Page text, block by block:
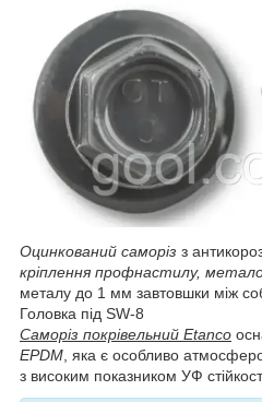
Оцинкований саморіз з
кріплення профнастилу,
металу до 1 мм завтовшки між
Головка під SW-8
Саморіз покрівельний Etanco
EPDM , яка є особливо
з високим показником УФ